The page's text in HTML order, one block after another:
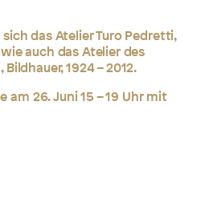
das Atelier Turo Pedretti,
auch das Atelier des
1924 – 2012.
am 26. Juni 15 – 19 Uhr mit